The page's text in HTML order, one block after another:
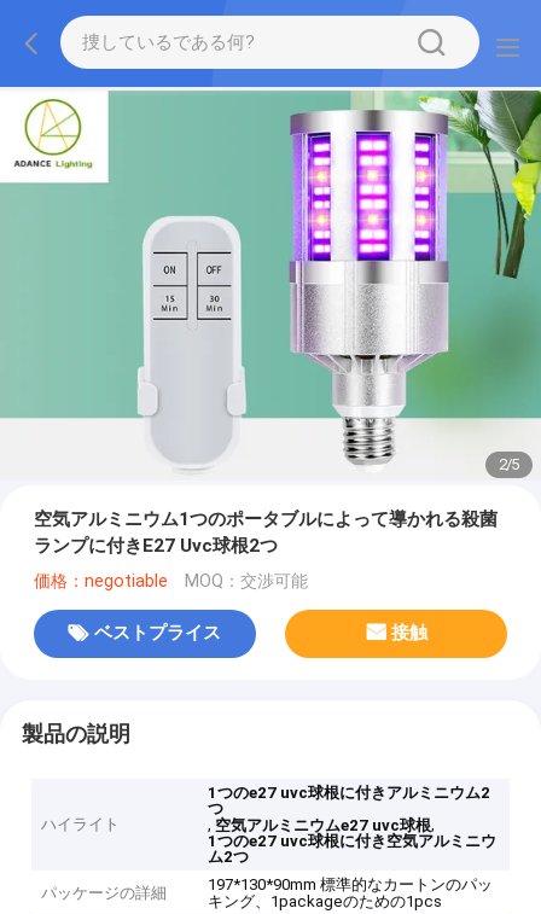
2/5
空気アルミニウム1つのポータブルによって導かれる殺菌
ランプに付きE27 Uvc球根2つ
価格：negotiable MOQ：交渉可能
ベストプライス 接触
製品の説明
ハイライト
1つのe27 uvc球根に付きアルミニウム2
つ
, 空気アルミニウムe27 uvc球根,
1つのe27 uvc球根に付き空気アルミニウ
ム2つ
パッケージの詳細
197*130*90mm 標準的なカートンのパッ
キング、1packageのための1pcs